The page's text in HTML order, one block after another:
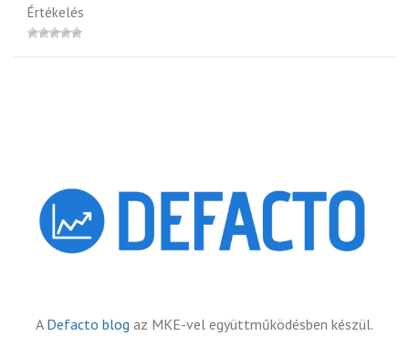
Értékelés
A Defacto blog az MKE-vel együttműködésben készül.